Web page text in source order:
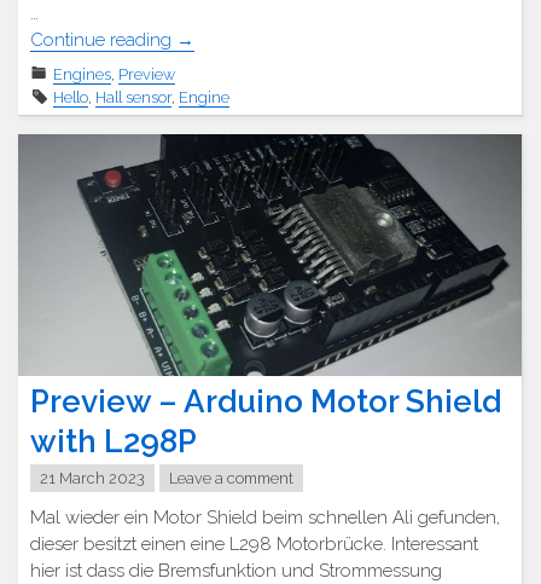
…
Continue reading "Preview
TT
Motoren
mit
Hal
Sensor"
→
Engines, Preview
Hello, Hall sensor, Engine
Preview – Arduino Motor Shield
with L298P
21 March 2023 Leave a comment
Mal wieder ein Motor Shield beim schnellen Ali gefunden,
dieser besitzt einen eine L298 Motorbrücke. Interessant
hier ist dass die Bremsfunktion und Strommessung